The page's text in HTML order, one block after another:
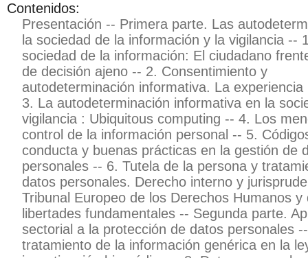
Contenidos:
Presentación -- Primera parte. Las
la sociedad de la información y la vigilancia --
sociedad de la información: El ciudadano
de decisión ajeno -- 2. Consentimiento y
autodeterminación informativa. La experiencia
3. La autodeterminación informativa en la
vigilancia : Ubiquitous computing -- 4. Los
control de la información personal -- 5.
conducta y buenas prácticas en la gestión de
personales -- 6. Tutela de la persona y
datos personales. Derecho interno y
Tribunal Europeo de los Derechos Humanos y
libertades fundamentales -- Segunda parte.
sectorial a la protección de datos personales
tratamiento de la información genérica en la